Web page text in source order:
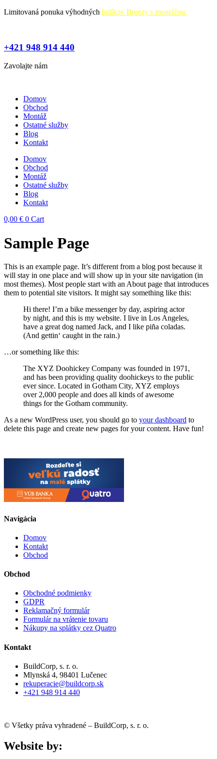
Preskočiť
Limitovaná ponuka výhodných balíkov Breezy s montážou.
+421 948 914 440
Zavolajte nám
Domov
Obchod
Montáž
Ostatné služby
Blog
Kontakt
Domov
Obchod
Montáž
Ostatné služby
Blog
Kontakt
0,00 € 0 Cart
Sample Page
This is an example page. It’s different from a blog post because it
will stay in one place and will show up in your site navigation (in
most themes). Most people start with an About page that introduces
them to potential site visitors. It might say something like this:
Hi there! I’m a bike messenger by day, aspiring actor
by night, and this is my website. I live in Los Angeles,
have a great dog named Jack, and I like piña coladas.
(And gettin‘ caught in the rain.)
…or something like this:
The XYZ Doohickey Company was founded in 1971,
and has been providing quality doohickeys to the public
ever since. Located in Gotham City, XYZ employs
over 2,000 people and does all kinds of awesome
things for the Gotham community.
As a new WordPress user, you should go to your dashboard to
delete this page and create new pages for your content. Have fun!
Navigácia
Domov
Kontakt
Obchod
Obchod
Obchodné podmienky
GDPR
Reklamačný formulár
Formulár na vrátenie tovaru
Nákupy na splátky cez Quatro
Kontakt
BuildCorp, s. r. o.
Mlynská 4, 98401 Lučenec
rekuperacie@buildcorp.sk
+421 948 914 440
© Všetky práva vyhradené – BuildCorp, s. r. o.
Website by: